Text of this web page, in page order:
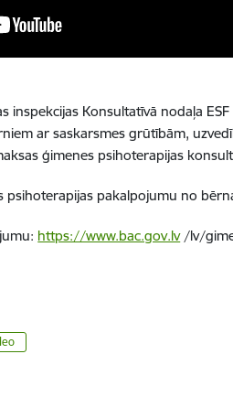
inspekcijas Konsultatīvā nodaļa
ar saskarsmes grūtībām,
ģimenes psihoterapijas
psihoterapijas pakalpojumu no
https://www.bac.gov.lv/lv/